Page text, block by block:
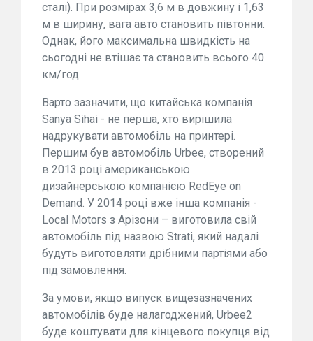
сталі). При розмірах 3,6 м в довжину і 1,63
м в ширину, вага авто становить півтонни.
Однак, його максимальна швидкість на
сьогодні не втішає та становить всього 40
км/год.
Варто зазначити, що китайська компанія
Sanya Sihai - не перша, хто вирішила
надрукувати автомобіль на принтері.
Першим був автомобіль Urbee, створений
в 2013 році американською
дизайнерською компанією RedEye on
Demand. У 2014 році вже інша компанія -
Local Motors з Арізони – виготовила свій
автомобіль під назвою Strati, який надалі
будуть виготовляти дрібними партіями або
під замовлення.
За умови, якщо випуск вищезазначених
автомобілів буде налагоджений, Urbee2
буде коштувати для кінцевого покупця від